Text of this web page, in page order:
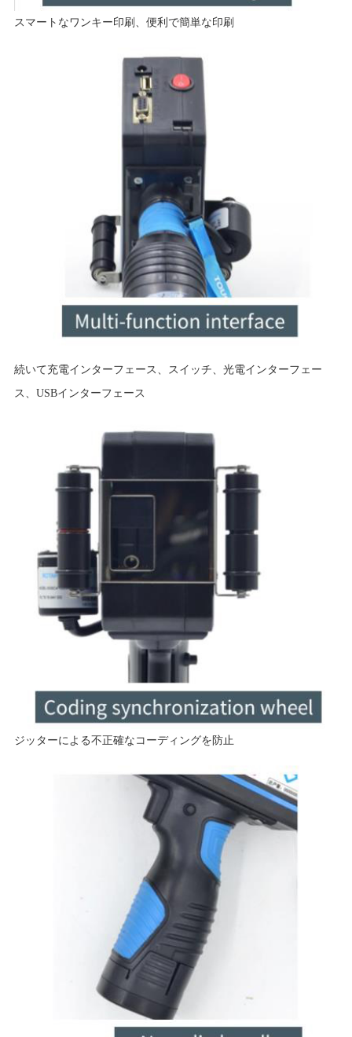
スマートなワンキー印刷、便利で簡単な印刷
続いて充電インターフェース、スイッチ、光電インターフェー
ス、USBインターフェース
ジッターによる不正確なコーディングを防止